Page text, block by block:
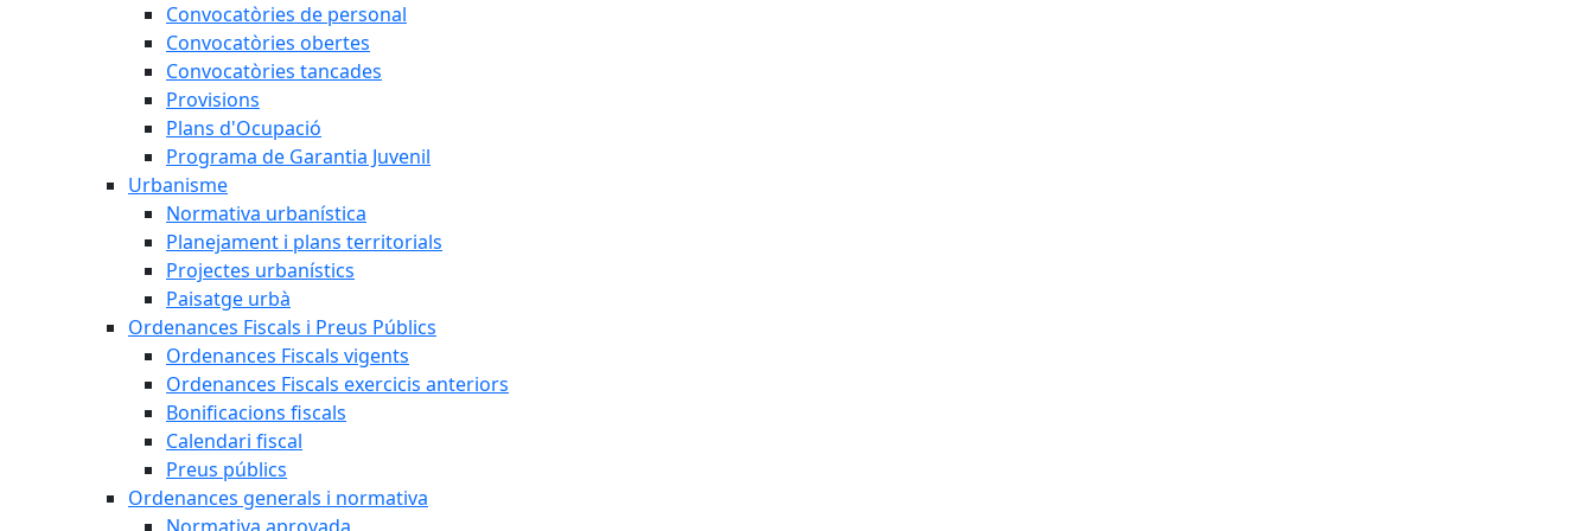
Convocatòries de personal
Convocatòries obertes
Convocatòries tancades
Provisions
Plans d'Ocupació
Programa de Garantia Juvenil
Urbanisme
Normativa urbanística
Planejament i plans territorials
Projectes urbanístics
Paisatge urbà
Ordenances Fiscals i Preus Públics
Ordenances Fiscals vigents
Ordenances Fiscals exercicis anteriors
Bonificacions fiscals
Calendari fiscal
Preus públics
Ordenances generals i normativa